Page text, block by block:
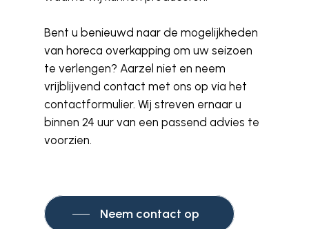
Bent u benieuwd naar de mogelijkheden
van horeca overkapping om uw seizoen
te verlengen? Aarzel niet en neem
vrijblijvend contact met ons op via het
contactformulier. Wij streven ernaar u
binnen 24 uur van een passend advies te
voorzien.
Neem contact op